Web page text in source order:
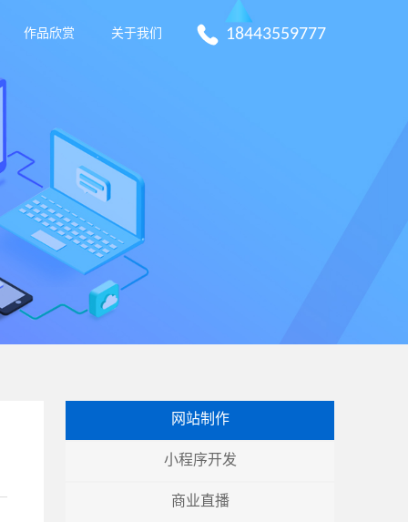
18443559777
作品欣赏 关于我们
网站制作
小程序开发
商业直播